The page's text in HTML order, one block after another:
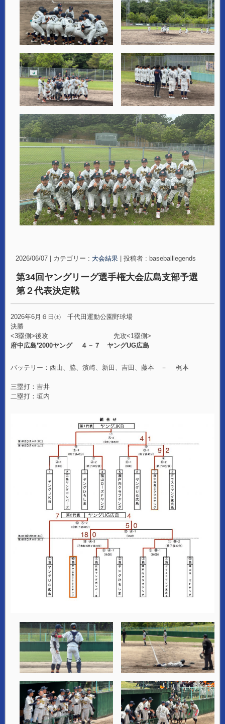
2026/06/07 | カテゴリー : 大会結果 | 投稿者 : baseballlegends
第34回ヤングリーグ選手権大会広島支部予選
第２代表決定戦
2026年6月６日㈯ 千代田運動公園野球場
決勝
<3塁側>後攻 先攻<1塁側>
府中広島❜2000ヤング ４－７ ヤングUG広島
バッテリー：西山、脇、濱崎、新田、吉田、藤本 － 梶本
三塁打：吉井
二塁打：垣内